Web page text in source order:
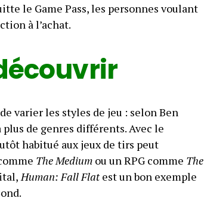
le Game Pass, les personnes voulant
à l’achat.
varier les styles de jeu : selon Ben
de genres différents. Avec le
habitué aux jeux de tirs peut
The Medium ou un RPG comme The
Human: Fall Flatest un bon exemple